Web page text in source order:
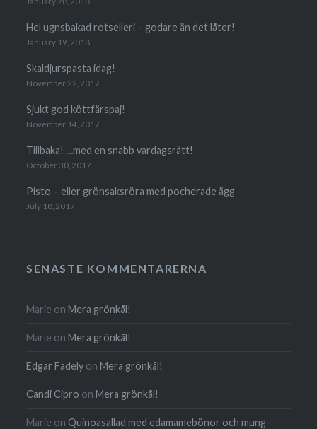
Hel ugnsbakad rotselleri – godare än det låter!
January 19, 2018
Skaldjurspasta idag!
November 22, 2017
Sjukt god köttfärspaj!
November 14, 2017
Tillbaka! …med en snabb vardagsrätt!
October 30, 2017
Pisto – eller grön­saks­röra med poche­rade ägg
July 18, 2017
SENASTE KOMMENTARERNA
Marie onMera grönkål!
Marie onMera grönkål!
Edgar Fadely onMera grönkål!
Candi Cipro onMera grönkål!
Marie on Quinoa­sallad med edamame­bönor och mung­